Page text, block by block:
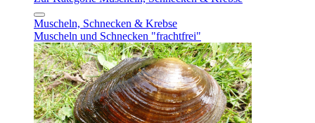
Muscheln, Schnecken & Krebse
Muscheln und Schnecken "frachtfrei"